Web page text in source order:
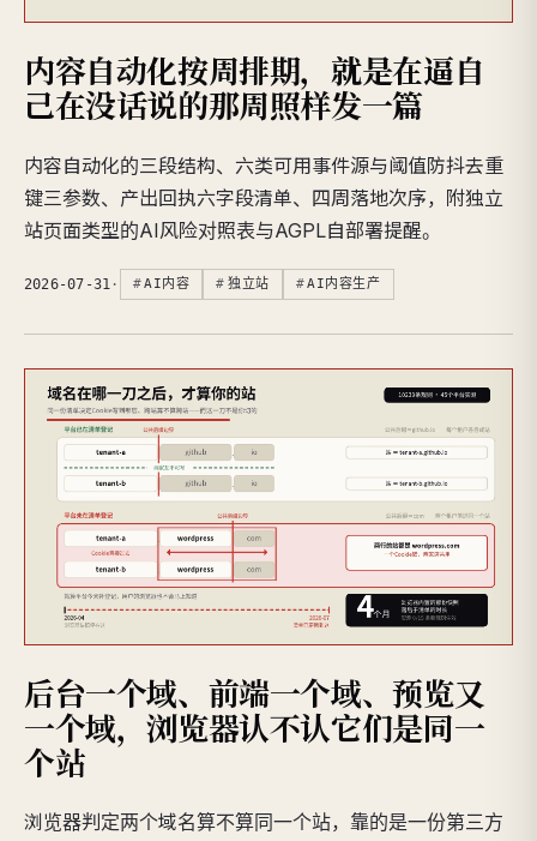
内容自动化按周排期，就是在逼自
己在没话说的那周照样发一篇
内容自动化的三段结构、六类可用事件源与阈值防抖去重
键三参数、产出回执六字段清单、四周落地次序，附独立
站页面类型的AI风险对照表与AGPL自部署提醒。
2026-07-31 · AI内容 独立站 AI内容生产
后台一个域、前端一个域、预览又
一个域，浏览器认不认它们是同一
个站
浏览器判定两个域名算不算同一个站，靠的是一份第三方